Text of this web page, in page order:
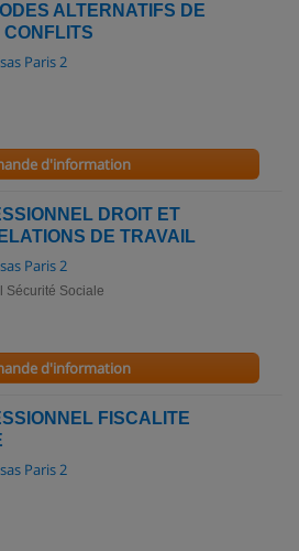
ALTERNATIFS DE
CONFLITS
Paris 2
d'information
DROIT ET
DE TRAVAIL
Paris 2
Sécurité Sociale
d'information
FISCALITE
Paris 2